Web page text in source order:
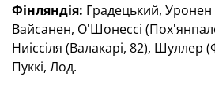
Фінляндія: Градецький, Уронен
Вайсанен, О'Шонессі
Ниіссіля (Валакарі, 82), Шуллер
Пуккі, Лод.